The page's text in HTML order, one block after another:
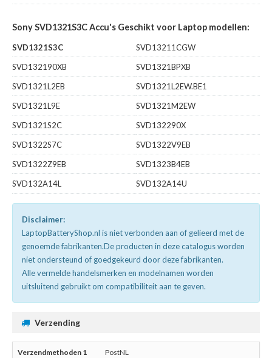
Sony SVD1321S3C Accu's Geschikt voor Laptop modellen:
SVD1321S3C
SVD13211CGW
SVD132190XB
SVD1321BPXB
SVD1321L2EB
SVD1321L2EW.BE1
SVD1321L9E
SVD1321M2EW
SVD1321S2C
SVD132290X
SVD1322S7C
SVD1322V9EB
SVD1322Z9EB
SVD1323B4EB
SVD132A14L
SVD132A14U
Disclaimer:
LaptopBatteryShop.nl is niet verbonden aan of gelieerd met de
genoemde fabrikanten.De producten in deze catalogus worden
niet ondersteund of goedgekeurd door deze fabrikanten.
Alle vermelde handelsmerken en modelnamen worden
uitsluitend gebruikt om compatibiliteit aan te geven.
Verzending
PostNL